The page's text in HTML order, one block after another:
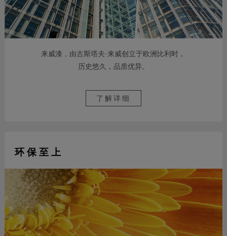
来威漆，由古斯塔夫·来威创立于欧洲比利时，
历史悠久，品质优异。
了解详细
环 保 至 上